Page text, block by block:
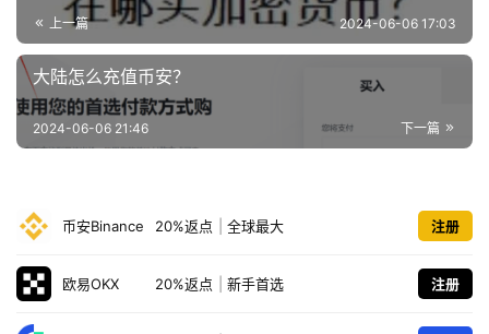
上一篇 2024-06-06 17:03
大陆怎么充值币安？
下一篇
2024-06-06 21:46
币安Binance 20%返点 全球最大 注册
欧易OKX 20%返点 新手首选 注册